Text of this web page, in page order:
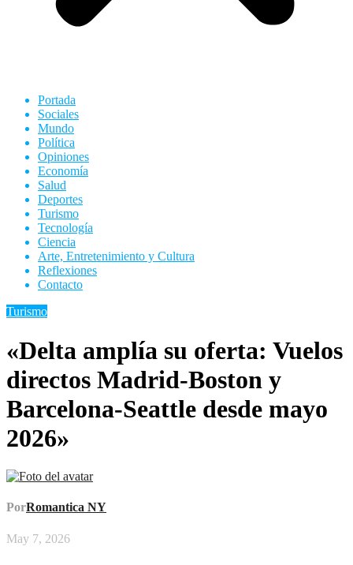
Portada
Sociales
Mundo
Política
Opiniones
Economía
Salud
Deportes
Turismo
Tecnología
Ciencia
Arte, Entretenimiento y Cultura
Reflexiones
Contacto
Turismo
«Delta amplía su oferta: Vuelos
directos Madrid-Boston y
Barcelona-Seattle desde mayo
2026»
PorRomantica NY
May 7, 2026